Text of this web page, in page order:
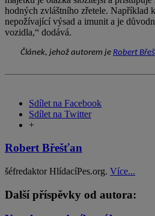
hodných zvláštního zřetele. Například
nepožívající výsad a imunit a je
vozidla,“ dodává.
Článek, jehož autorem je Robert
Sdílet na Facebook
Sdílet na Twitter
+
Robert Břešťan
šéfredaktor HlídacíPes.org. Více...
Další příspěvky od autora: